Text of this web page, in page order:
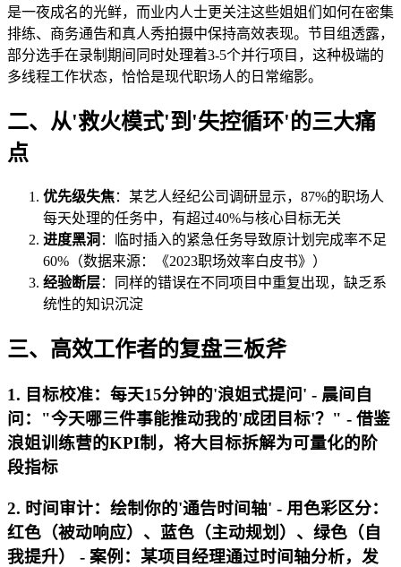
是一夜成名的光鲜，而业内人士更关注这些姐姐们如何在密集
排练、商务通告和真人秀拍摄中保持高效表现。节目组透露，
部分选手在录制期间同时处理着3-5个并行项目，这种极端的
多线程工作状态，恰恰是现代职场人的日常缩影。
二、从'救火模式'到'失控循环'的三大痛
点
优先级失焦：某艺人经纪公司调研显示，87%的职场人
每天处理的任务中，有超过40%与核心目标无关
进度黑洞 ：临时插入的紧急任务导致原计划完成率不足
60%（数据来源：《2023职场效率白皮书》）
经验断层：同样的错误在不同项目中重复出现，缺乏系
统性的知识沉淀
三、高效工作者的复盘三板斧
1. 目标校准：每天15分钟的'浪姐式提问' - 晨间自
问："今天哪三件事能推动我的'成团目标'？" - 借鉴
浪姐训练营的KPI制，将大目标拆解为可量化的阶
段指标
2. 时间审计：绘制你的'通告时间轴' - 用色彩区分：
红色（被动响应）、蓝色（主动规划）、绿色（自
我提升） - 案例：某项目经理通过时间轴分析，发